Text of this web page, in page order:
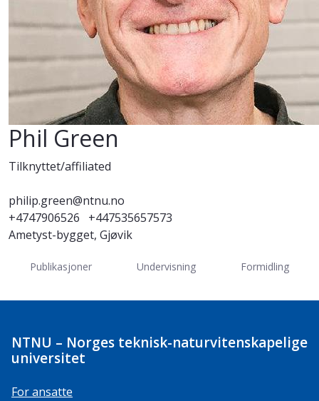
Phil Green
Tilknyttet/affiliated
philip.green@ntnu.no
+4747906526
+447535657573
Ametyst-bygget, Gjøvik
Publikasjoner Undervisning Formidling
NTNU – Norges teknisk-naturvitenskapelige
universitet
For ansatte